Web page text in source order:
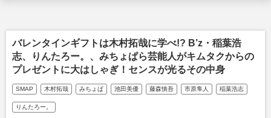
バレンタインギフトは木村拓哉に学べ!? B’z・稲葉浩
志、りんたろー。、みちょぱら芸能人がキムタクからの
プレゼントに大はしゃぎ！センスが光るその中身
SMAP 木村拓哉 みちょぱ 池田美優 藤森慎吾 市原隼人 稲葉浩志
りんたろー。